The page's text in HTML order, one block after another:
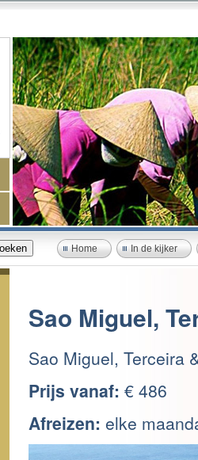
Home In de kijker
Sao Miguel,
Sao Miguel, Terceira
Prijs vanaf: € 486
Afreizen: elke